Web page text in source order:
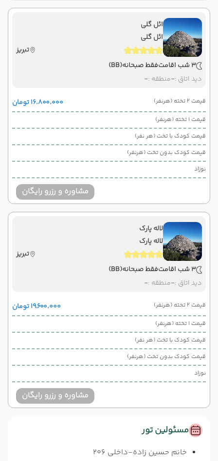
ائل گلی
ائل گلی
تبریز
3 شب اقامت
فقط صبحانه(BB)
دید اتاق :-منطقه :-
قیمت 2 تخته (هرنفر) ۱۶٬۸۰۰٬۰۰۰ تومان
قیمت 1 تخته (هرنفر)
قیمت کودک با تخت (هر نفر)
قیمت کودک بدون تخت (هرنفر)
نوزاد
مشاوره و رزرو رایگان
لاله پارک
لاله پارک
تبریز
3 شب اقامت
فقط صبحانه(BB)
دید اتاق :-منطقه :-
قیمت 2 تخته (هرنفر) ۱۹٬۶۰۰٬۰۰۰ تومان
قیمت 1 تخته (هرنفر)
قیمت کودک با تخت (هر نفر)
قیمت کودک بدون تخت (هرنفر)
نوزاد
مشاوره و رزرو رایگان
مسئولین تور
خانم حسین زاده-داخلی 206